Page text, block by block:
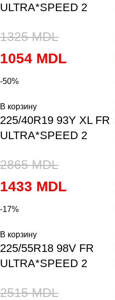
ULTRA*SPEED 2
1325MDL
1054 MDL
-50%
В корзину
225/40R19 93Y XL FR
ULTRA*SPEED 2
2865MDL
1433 MDL
-17%
В корзину
225/55R18 98V FR
ULTRA*SPEED 2
2515MDL